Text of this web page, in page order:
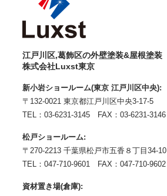
江戸川区,葛飾区の外壁塗装&屋根塗装
株式会社Luxst東京
新小岩ショールーム(東京 江戸川区中央):
〒132-0021 東京都江戸川区中央3-17-5
TEL： 03-6231-3145 FAX：03-6231-3146
松戸ショールーム:
〒270-2213 千葉県松戸市五香８丁目34-10
TEL： 047-710-9601 FAX：047-710-9602
資材置き場(倉庫):